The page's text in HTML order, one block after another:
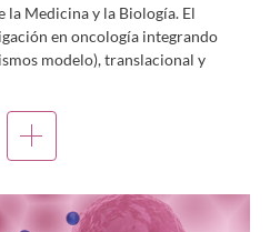
la Medicina y la Biología. El
en oncología integrando
modelo), translacional y